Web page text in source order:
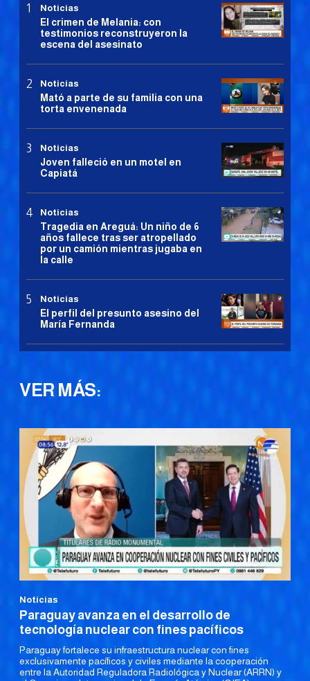
Noticias
El crimen de Melania: con
testimonios reconstruyeron la
escena del asesinato
Noticias
Mató a parte de su familia con una
torta envenenada
Noticias
Joven falleció en un motel en
Capiatá
Noticias
Tragedia en Areguá: Un niño de 6
años fallece tras ser atropellado
por un camión mientras jugaba en
la calle
Noticias
El perfil del presunto asesino del
María Fernanda
VER MÁS:
Noticias
Paraguay avanza en el desarrollo de
tecnología nuclear con fines pacíficos
Paraguay fortalece su infraestructura nuclear con fines
exclusivamente pacíficos y civiles mediante la cooperación
entre la Autoridad Reguladora Radiológica y Nuclear (ARRN) y